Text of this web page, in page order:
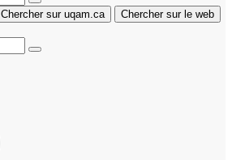
Chercher sur uqam.ca Chercher sur le web